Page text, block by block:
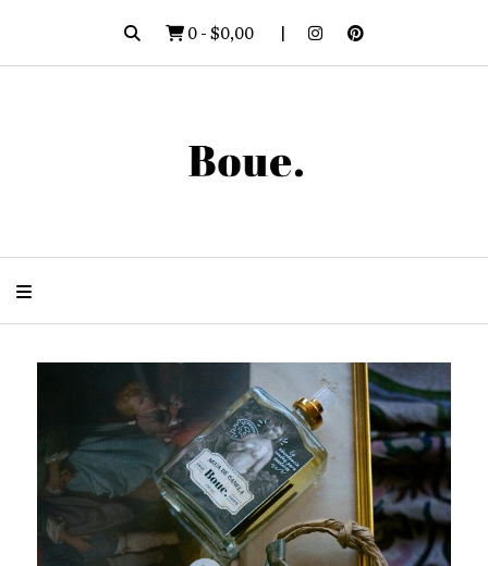
0-$0,00